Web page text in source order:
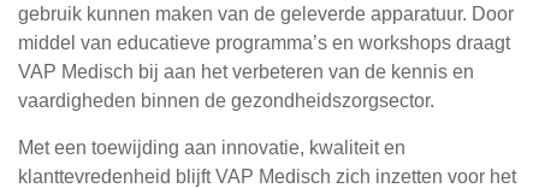
gebruik kunnen maken van de geleverde apparatuur. Door
middel van educatieve programma’s en workshops draagt
VAP Medisch bij aan het verbeteren van de kennis en
vaardigheden binnen de gezondheidszorgsector.
Met een toewijding aan innovatie, kwaliteit en
klanttevredenheid blijft VAP Medisch zich inzetten voor het